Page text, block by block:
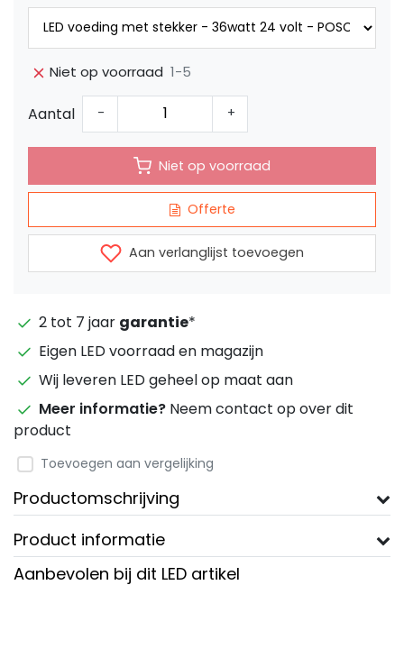
Niet op voorraad 1-5
Aantal - +
Niet op voorraad
Offerte
Aan verlanglijst toevoegen
2 tot 7 jaar garantie*
Eigen LED voorraad en magazijn
Wij leveren LED geheel op maat aan
Meer informatie? Neem contact op over dit
product
Toevoegen aan vergelijking
Productomschrijving
Product informatie
Aanbevolen bij dit LED artikel